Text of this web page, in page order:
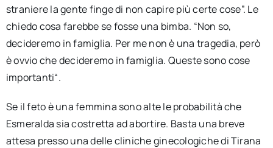
straniere la gente finge di non capire più certe cose”. Le
chiedo cosa farebbe se fosse una bimba. “Non so,
decideremo in famiglia. Per me non è una tragedia, però
è ovvio che decideremo in famiglia. Queste sono cose
importanti“.
Se il feto è una femmina sono alte le probabilità che
Esmeralda sia costretta ad abortire. Basta una breve
attesa presso una delle cliniche ginecologiche di Tirana